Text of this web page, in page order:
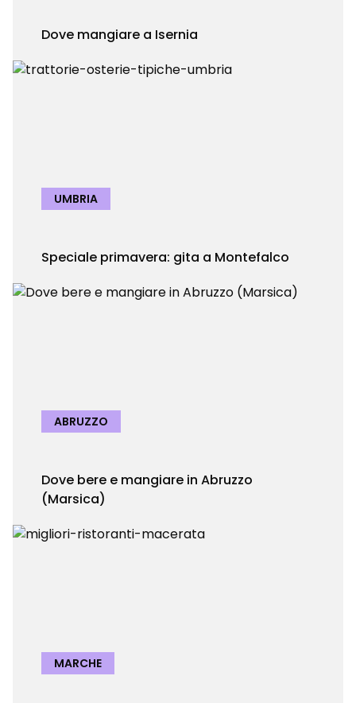
Dove mangiare a Isernia
UMBRIA
Speciale primavera: gita a Montefalco
ABRUZZO
Dove bere e mangiare in Abruzzo
(Marsica)
MARCHE